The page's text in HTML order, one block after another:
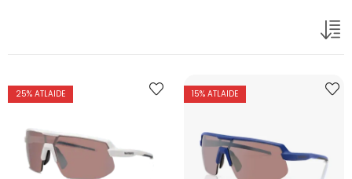
25% ATLAIDE 15% ATLAIDE